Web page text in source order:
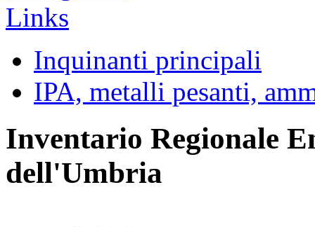
Inquinanti principali
IPA, metalli pesanti,
Inventario Regionale
dell'Umbria